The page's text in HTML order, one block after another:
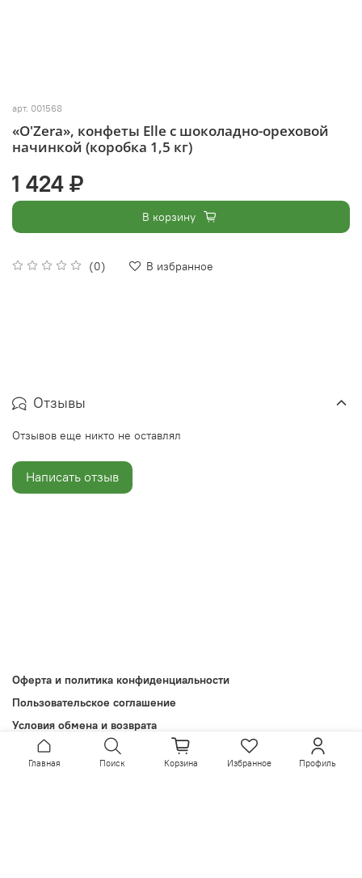
арт. 001568
«O'Zera», конфеты Elle с шоколадно-ореховой
начинкой (коробка 1,5 кг)
(0) В избранное
1 424 ₽
В корзину
Отзывы
Отзывов еще никто не оставлял
Написать отзыв
Оферта и политика конфиденциальности
Пользовательское соглашение
Условия обмена и возврата
Обратная связь
Главная Поиск Корзина Избранное Профиль